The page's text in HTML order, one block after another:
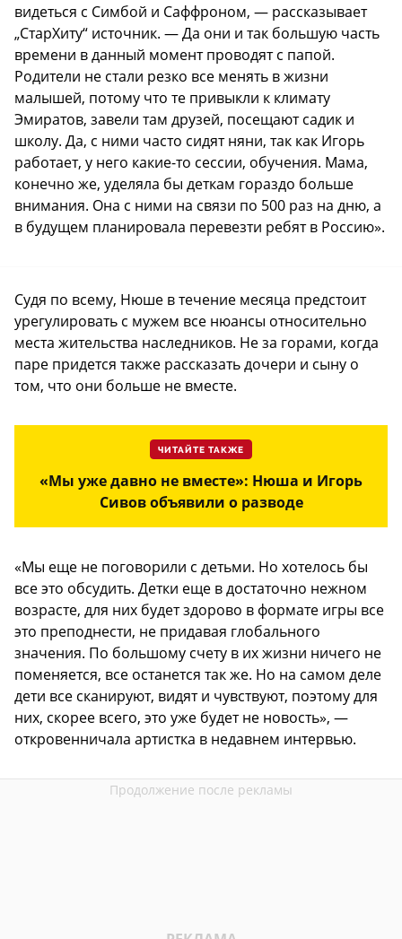
видеться с Симбой и Саффроном, — рассказывает
„СтарХиту“ источник. — Да они и так большую часть
времени в данный момент проводят с папой.
Родители не стали резко все менять в жизни
малышей, потому что те привыкли к климату
Эмиратов, завели там друзей, посещают садик и
школу. Да, с ними часто сидят няни, так как Игорь
работает, у него какие-то сессии, обучения. Мама,
конечно же, уделяла бы деткам гораздо больше
внимания. Она с ними на связи по 500 раз на дню, а
в будущем планировала перевезти ребят в Россию».
Судя по всему, Нюше в течение месяца предстоит
урегулировать с мужем все нюансы относительно
места жительства наследников. Не за горами, когда
паре придется также рассказать дочери и сыну о
том, что они больше не вместе.
ЧИТАЙТЕ ТАКЖЕ
«Мы уже давно не вместе»: Нюша и Игорь
Сивов объявили о разводе
«Мы еще не поговорили с детьми. Но хотелось бы
все это обсудить. Детки еще в достаточно нежном
возрасте, для них будет здорово в формате игры все
это преподнести, не придавая глобального
значения. По большому счету в их жизни ничего не
поменяется, все останется так же. Но на самом деле
дети все сканируют, видят и чувствуют, поэтому для
них, скорее всего, это уже будет не новость», —
откровенничала артистка в недавнем интервью.